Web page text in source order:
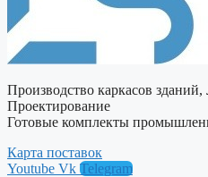
Производство каркасов
Проектирование
Готовые комплекты
Карта поставок
Youtube Vk Telegram